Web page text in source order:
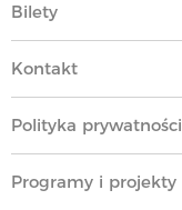
Bilety
Kontakt
Polityka prywatności
Programy i projekty